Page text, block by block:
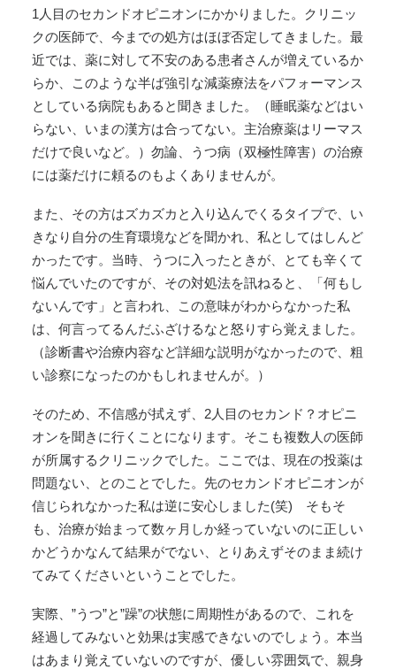
1人目のセカンドオピニオンにかかりました。クリニッ
クの医師で、今までの処方はほぼ否定してきました。最
近では、薬に対して不安のある患者さんが増えているか
らか、このような半ば強引な減薬療法をパフォーマンス
としている病院もあると聞きました。（睡眠薬などはい
らない、いまの漢方は合ってない。主治療薬はリーマス
だけで良いなど。）勿論、うつ病（双極性障害）の治療
には薬だけに頼るのもよくありませんが。
また、その方はズカズカと入り込んでくるタイプで、い
きなり自分の生育環境などを聞かれ、私としてはしんど
かったです。当時、うつに入ったときが、とても辛くて
悩んでいたのですが、その対処法を訊ねると、「何もし
ないんです」と言われ、この意味がわからなかった私
は、何言ってるんだふざけるなと怒りすら覚えました。
（診断書や治療内容など詳細な説明がなかったので、粗
い診察になったのかもしれませんが。）
そのため、不信感が拭えず、2人目のセカンド？オピニ
オンを聞きに行くことになります。そこも複数人の医師
が所属するクリニックでした。ここでは、現在の投薬は
問題ない、とのことでした。先のセカンドオピニオンが
信じられなかった私は逆に安心しました(笑) そもそ
も、治療が始まって数ヶ月しか経っていないのに正しい
かどうかなんて結果がでない、とりあえずそのまま続け
てみてくださいということでした。
実際、”うつ”と”躁”の状態に周期性があるので、これを
経過してみないと効果は実感できないのでしょう。本当
はあまり覚えていないのですが、優しい雰囲気で、親身